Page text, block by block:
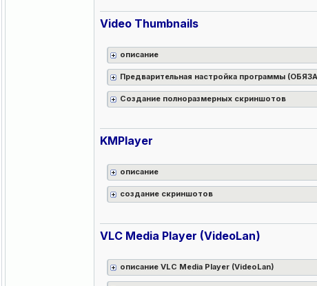
Video Thumbnails
описание
Предварительная настройка программы
Создание полноразмерных скриншотов
KMPlayer
описание
создание скриншотов
VLC Media Player (VideoLan)
описание VLC Media Player (VideoLan)